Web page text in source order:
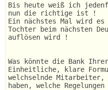
Bis heute weiß ich
nun die richtige ist !
Ein nächstes Mal wird
Tochter beim nächsten
auflösen wird !
Was könnte die Bank Ihrer
Einheitliche, klare
welchselnde Mitarbeiter,
haben, welche